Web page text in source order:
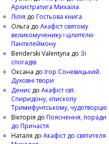
Архистратига Михаїла
Лілія до Гостьова книга
Ольга до Акафіст святому
великомученику і цілителю
Пантелеймону
Benderski Valentyna до Зі
спогадів
Оксана до Ігор Соневицький.
Духовні твори
Денис до Акафіст свт.
Спиридону, єпископу
Тримифунтському, чудотворцю
Вікторія до Пояснення, поради
до Причастя
Наталя до Акафіст до святителя